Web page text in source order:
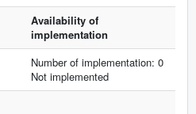
Availability of
implementation
Number of implementation: 0
Not implemented